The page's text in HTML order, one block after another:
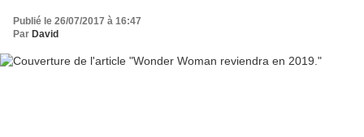
Publié le 26/07/2017 à 16:47
Par David